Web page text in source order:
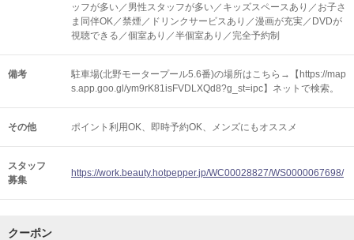
ッフが多い／男性スタッフが多い／キッズスペースあり／お子さ
ま同伴OK／禁煙／ドリンクサービスあり／漫画が充実／DVDが
視聴できる／個室あり／半個室あり／完全予約制
備考
駐車場(北野モータープール5.6番)の場所はこちら→【https://map
s.app.goo.gl/ym9rK81isFVDLXQd8?g_st=ipc】ネットで検索。
その他 ポイント利用OK 即時予約OK メンズにもオススメ
スタッフ
募集
https://work.beauty.hotpepper.jp/WC00028827/WS0000067698/
クーポン